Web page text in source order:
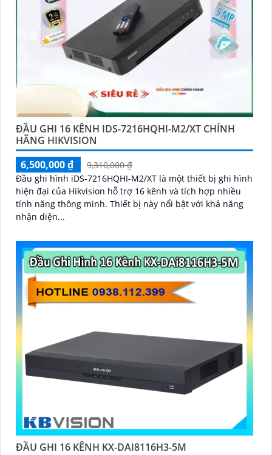
ĐẦU GHI 16 KÊNH IDS-7216HQHI-M2/XT CHÍNH
HÃNG HIKVISION
6,500,000 ₫
9,310,000 ₫
Đầu ghi hình iDS-7216HQHI-M2/XT là một thiết bị ghi hình
hiện đại của Hikvision hỗ trợ 16 kênh và tích hợp nhiều
tính năng thông minh. Thiết bị này nổi bật với khả năng
nhận diện...
ĐẦU GHI 16 KÊNH KX-DAI8116H3-5M